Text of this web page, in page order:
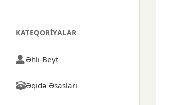
KATEQORIYALAR
Əhli-Beyt
Əqidə Əsasları